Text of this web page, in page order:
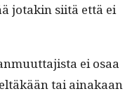
jotakin siitä että ei
ei osaa
tai ainakaan